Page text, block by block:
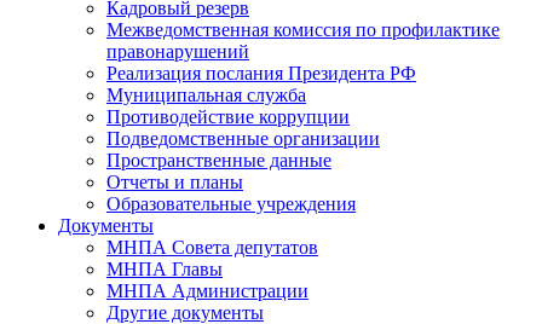
Кадровый резерв
Межведомственная комиссия по профилактике
правонарушений
Реализация послания Президента РФ
Муниципальная служба
Противодействие коррупции
Подведомственные организации
Пространственные данные
Отчеты и планы
Образовательные учреждения
Документы
МНПА Совета депутатов
МНПА Главы
МНПА Администрации
Другие документы